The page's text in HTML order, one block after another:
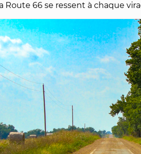
66 se ressent à chaque